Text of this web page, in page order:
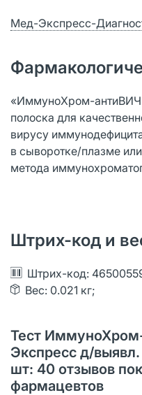
Мед-Экспресс-
«ИммуноХром-
полоска для
вирусу
в сыворотке/плазме
метода
Штрих-код и
Штрих-код:
Вес: 0.021 кг;
Тест
Экспресс д/выявл.
шт: 40 отзывов
фармацевтов